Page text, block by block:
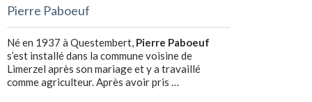
Pierre Paboeuf
Né en 1937 à Questembert, Pierre Paboeuf
s’est installé dans la commune voisine de
Limerzel après son mariage et y a travaillé
comme agriculteur. Après avoir pris …